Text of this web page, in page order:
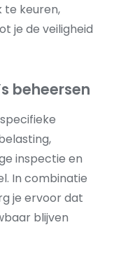
te keuren,
je de veiligheid
beheersen
inspectie en
In combinatie
je ervoor dat
blijven